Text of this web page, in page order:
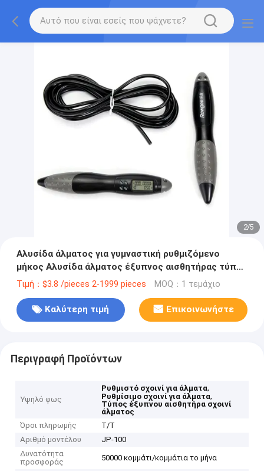
2/5
Αλυσίδα άλματος για γυμναστική ρυθμιζόμενο
μήκος Αλυσίδα άλματος έξυπνος αισθητήρας τύπου
JP-100 για γυμναστήριο 175 X ρύθμιση πίεσης
Τιμή：$3.8 /pieces 2-1999 pieces MOQ：1 τεμάχιο
Καλύτερη τιμή Επικοινωνήστε
Περιγραφή Προϊόντων
Υψηλό φως
Ρυθμιστό σχοινί για άλματα,
Ρυθμίσιμο σχοινί για άλματα,
Τύπος έξυπνου αισθητήρα σχοινί
άλματος
Όροι πληρωμής
Τ/Τ
Αριθμό μοντέλου
JP-100
Δυνατότητα
προσφοράς
50000 κομμάτι/κομμάτια το μήνα